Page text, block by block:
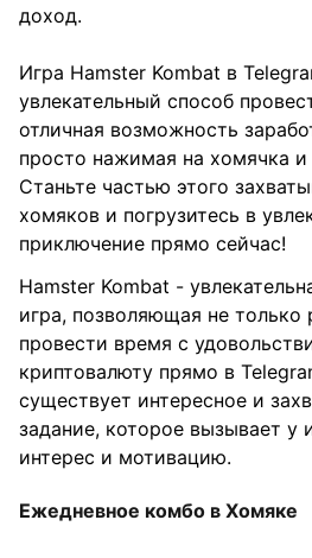
доход.
Игра Hamster Kombat в
увлекательный способ
отличная возможность
просто нажимая на хомячка и
Станьте частью этого
хомяков и погрузитесь в
приключение прямо сейчас!
Hamster Kombat -
игра, позволяющая не только
провести время с
криптовалюту прямо в
существует интересное и
задание, которое вызывает у
интерес и мотивацию.
Ежедневное комбо в Хомяке